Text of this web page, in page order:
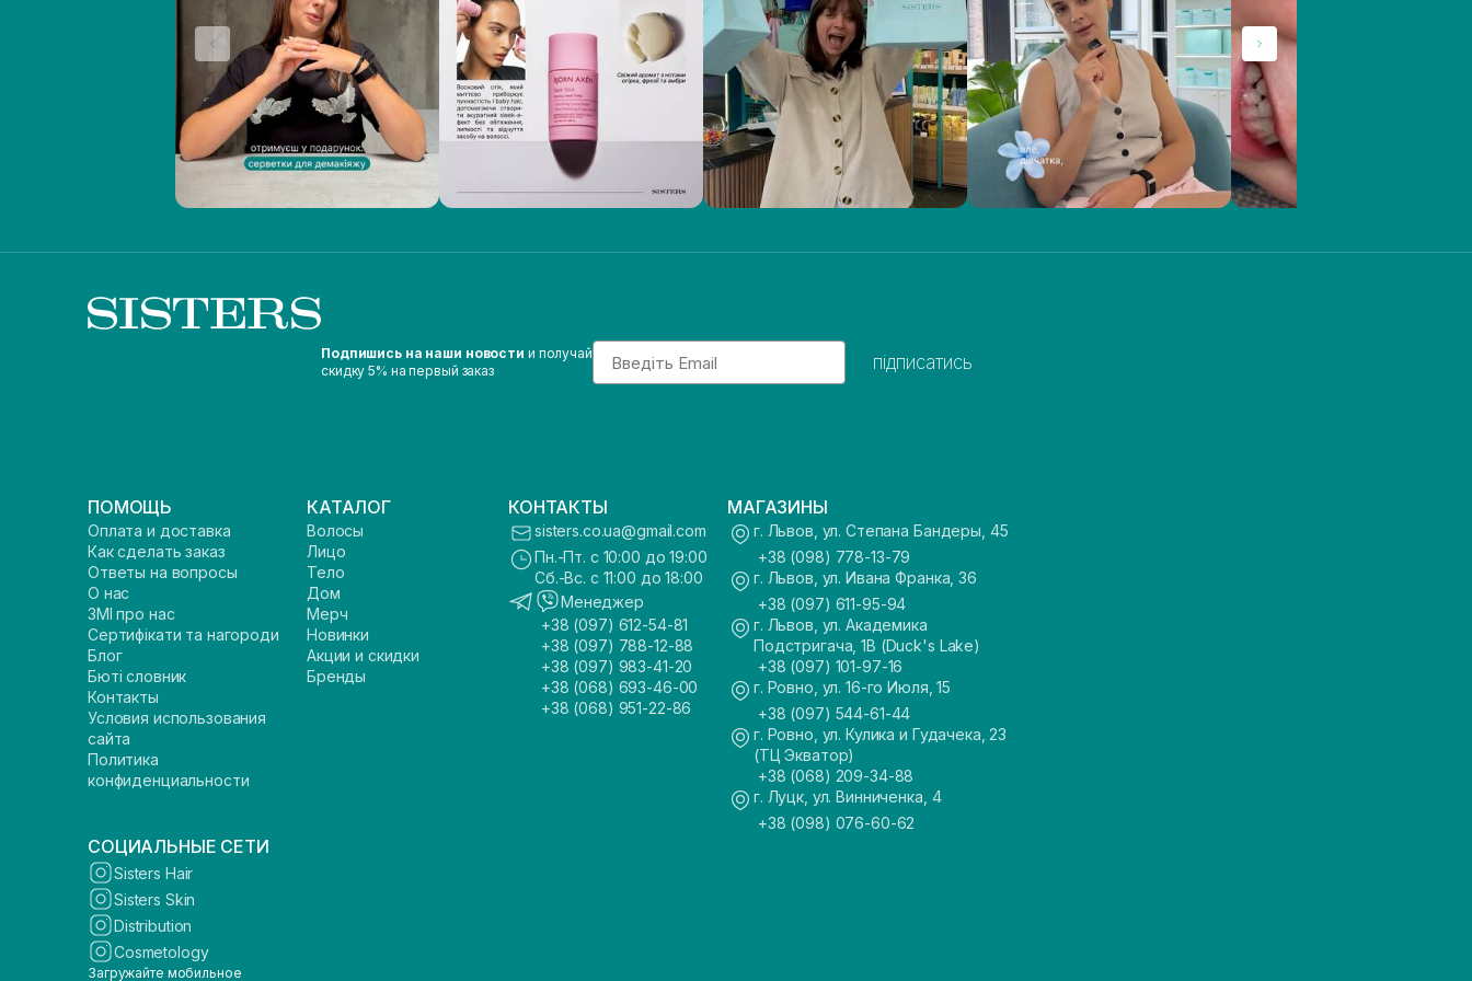
Подпишись на наши новости и получай
скидку 5% на первый заказ
Email
підписатись
ПОМОЩЬ
Оплата и доставка
Как сделать заказ
Ответы на вопросы
О нас
ЗМІ про нас
Сертифікати та нагороди
Блог
Бюті словник
Контакты
Условия использования
сайта
Политика
конфиденциальности
КАТАЛОГ
Волосы
Лицо
Тело
Дом
Мерч
Новинки
Акции и скидки
Бренды
КОНТАКТЫ
sisters.co.ua@gmail.com
Пн.-Пт. с 10:00 до 19:00
Сб.-Вс. с 11:00 до 18:00
Менеджер
+38 (097) 612-54-81
+38 (097) 788-12-88
+38 (097) 983-41-20
+38 (068) 693-46-00
+38 (068) 951-22-86
МАГАЗИНЫ
г. Львов, ул. Степана Бандеры, 45
+38 (098) 778-13-79
г. Львов, ул. Ивана Франка, 36
+38 (097) 611-95-94
г. Львов, ул. Академика
Подстригача, 1В (Duck's Lake)
+38 (097) 101-97-16
г. Ровно, ул. 16-го Июля, 15
+38 (097) 544-61-44
г. Ровно, ул. Кулика и Гудачека, 23
(ТЦ Экватор)
+38 (068) 209-34-88
г. Луцк, ул. Винниченка, 4
+38 (098) 076-60-62
СОЦИАЛЬНЫЕ СЕТИ
Sisters Hair
Sisters Skin
Distribution
Cosmetology
Загружайте мобильное